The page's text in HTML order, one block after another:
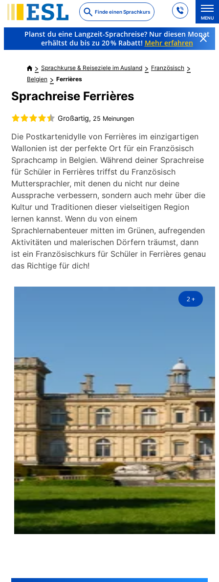
to
main
content
Finde einen Sprachkurs
MENU
Planst du eine Langzeit-Sprachreise? Nur diesen Monat
erhältst du bis zu 20 % Rabatt! Mehr erfahren
Sprachkurse & Reiseziele im Ausland
Französisch
Belgien
Ferrières
Sprachreise Ferrières
Großartig, 25 Meinungen
Die Postkartenidylle von Ferrières im einzigartigen
Wallonien ist der perfekte Ort für ein Französisch
Sprachcamp in Belgien. Während deiner Sprachreise
für Schüler in Ferrières triffst du Französisch
Muttersprachler, mit denen du nicht nur deine
Aussprache verbessern, sondern auch mehr über die
Kultur und Traditionen dieser vielseitigen Region
lernen kannst. Wenn du von einem
Sprachlernabenteuer mitten im Grünen, aufregenden
Aktivitäten und malerischen Dörfern träumst, dann
ist ein Französischkurs für Schüler in Ferrières genau
das Richtige für dich!
2+